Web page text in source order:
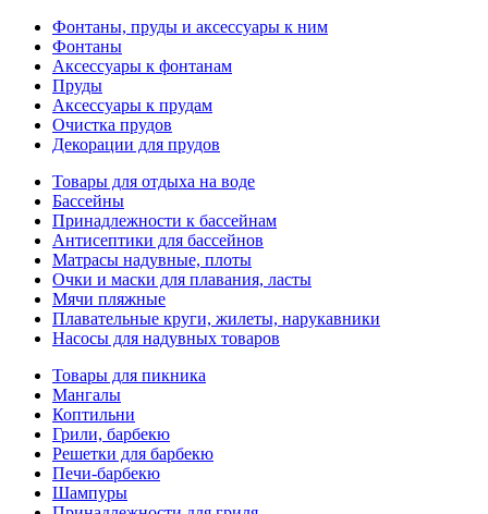
Фонтаны, пруды и аксессуары к ним
Фонтаны
Аксессуары к фонтанам
Пруды
Аксессуары к прудам
Очистка прудов
Декорации для прудов
Товары для отдыха на воде
Бассейны
Принадлежности к бассейнам
Антисептики для бассейнов
Матраcы надувные, плоты
Очки и маски для плавания, ласты
Мячи пляжные
Плавательные круги, жилеты, нарукавники
Насосы для надувных товаров
Товары для пикника
Мангалы
Коптильни
Грили, барбекю
Решетки для барбекю
Печи-барбекю
Шампуры